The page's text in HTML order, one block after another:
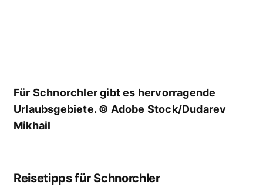
Für Schnorchler gibt es hervorragende
Urlaubsgebiete. © Adobe Stock/Dudarev
Mikhail
Reisetipps für Schnorchler